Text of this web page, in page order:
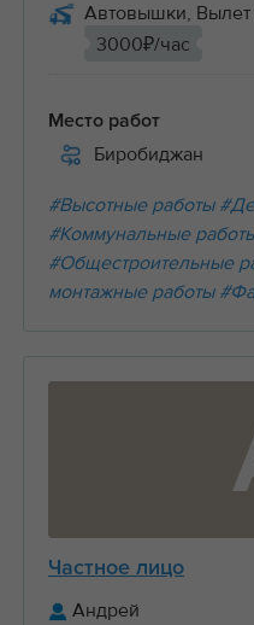
Автовышки, Вылет
3000₽/час
Место работ
Биробиджан
#Высотные работы
#Коммунальные
#Общестроительные
монтажные работы
Частное лицо
Андрей